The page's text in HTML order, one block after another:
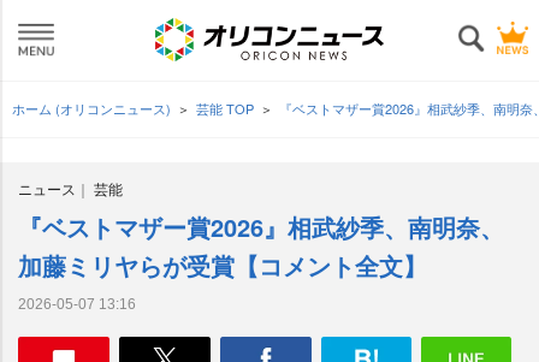
ホーム (オリコンニュース) 芸能 TOP 『ベストマザー賞2026』相武紗季、南明
ニュース 芸能
『ベストマザー賞2026』相武紗季、南明奈、
加藤ミリヤらが受賞【コメント全文】
2026-05-07 13:16